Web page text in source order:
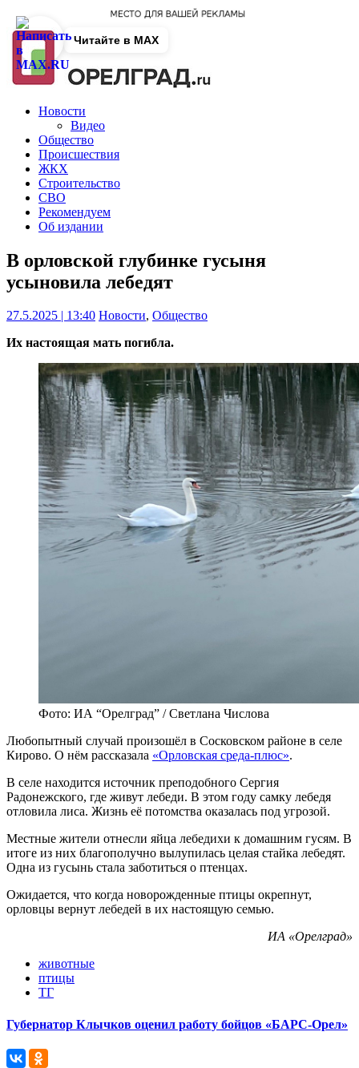
Новости
Видео
Общество
Происшествия
ЖКХ
Строительство
СВО
Рекомендуем
Об издании
В орловской глубинке гусыня
усыновила лебедят
27.5.2025 | 13:40 Новости, Общество
Их настоящая мать погибла.
Фото: ИА “Орелград” / Светлана Числова
Любопытный случай произошёл в Сосковском районе в селе
Кирово. О нём рассказала «Орловская среда-плюс».
В селе находится источник преподобного Сергия
Радонежского, где живут лебеди. В этом году самку лебедя
отловила лиса. Жизнь её потомства оказалась под угрозой.
Местные жители отнесли яйца лебедихи к домашним гусям. В
итоге из них благополучно вылупилась целая стайка лебедят.
Одна из гусынь стала заботиться о птенцах.
Ожидается, что когда новорожденные птицы окрепнут,
орловцы вернут лебедей в их настоящую семью.
ИА «Орелград»
животные
птицы
ТГ
Губернатор Клычков оценил работу бойцов «БАРС-Орел»
Читайте в MAX